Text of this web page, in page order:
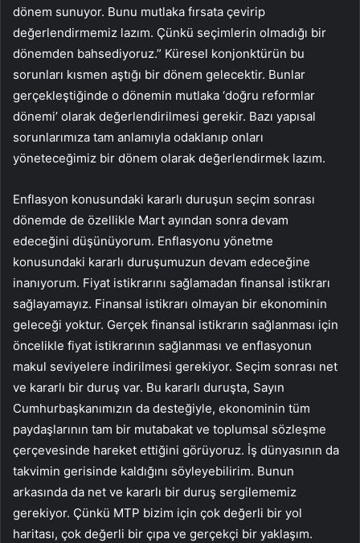
dönem sunuyor. Bunu mutlaka fırsata çevirip
değerlendirmemiz lazım. Çünkü seçimlerin olmadığı bir
dönemden bahsediyoruz.” Küresel konjonktürün bu
sorunları kısmen aştığı bir dönem gelecektir. Bunlar
gerçekleştiğinde o dönemin mutlaka ‘doğru reformlar
dönemi’ olarak değerlendirilmesi gerekir. Bazı yapısal
sorunlarımıza tam anlamıyla odaklanıp onları
yöneteceğimiz bir dönem olarak değerlendirmek lazım.
Enflasyon konusundaki kararlı duruşun seçim sonrası
dönemde de özellikle Mart ayından sonra devam
edeceğini düşünüyorum. Enflasyonu yönetme
konusundaki kararlı duruşumuzun devam edeceğine
inanıyorum. Fiyat istikrarını sağlamadan finansal istikrarı
sağlayamayız. Finansal istikrarı olmayan bir ekonominin
geleceği yoktur. Gerçek finansal istikrarın sağlanması için
öncelikle fiyat istikrarının sağlanması ve enflasyonun
makul seviyelere indirilmesi gerekiyor. Seçim sonrası net
ve kararlı bir duruş var. Bu kararlı duruşta, Sayın
Cumhurbaşkanımızın da desteğiyle, ekonominin tüm
paydaşlarının tam bir mutabakat ve toplumsal sözleşme
çerçevesinde hareket ettiğini görüyoruz. İş dünyasının da
takvimin gerisinde kaldığını söyleyebilirim. Bunun
arkasında da net ve kararlı bir duruş sergilememiz
gerekiyor. Çünkü MTP bizim için çok değerli bir yol
haritası, çok değerli bir çıpa ve gerçekçi bir yaklaşım.